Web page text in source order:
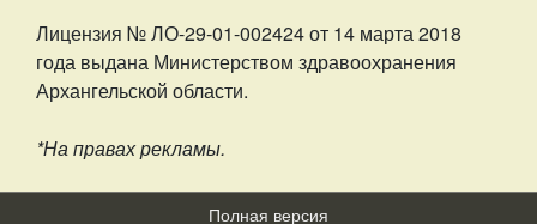
Лицензия № ЛО-29-01-002424 от 14 марта 2018
года выдана Министерством здравоохранения
Архангельской области.
*На правах рекламы.
Полная версия